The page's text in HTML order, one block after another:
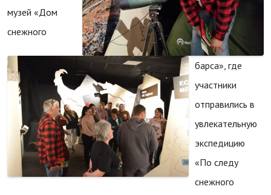
музей «Дом
снежного
барса», где
участники
отправились в
увлекательную
экспедицию
«По следу
снежного